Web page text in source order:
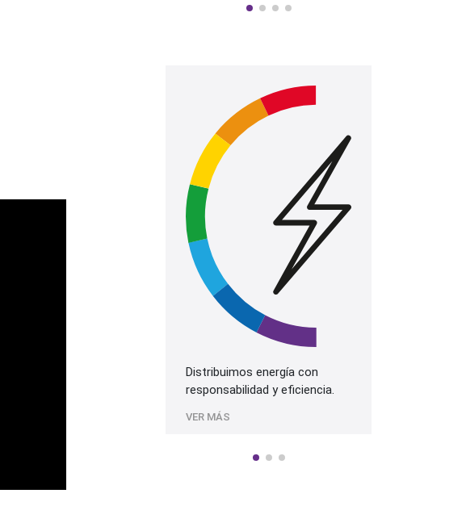
Distribuimos energía con
responsabilidad y eficiencia.
VER MÁS